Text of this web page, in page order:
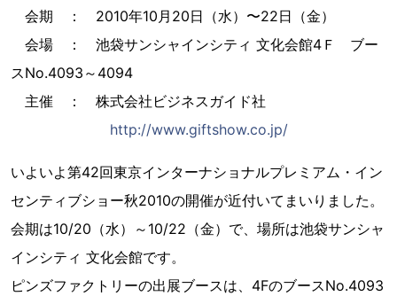
会期 ： 2010年10月20日（水）〜22日（金）
会場 ： 池袋サンシャインシティ 文化会館4Ｆ ブー
スNo.4093～4094
主催 ： 株式会社ビジネスガイド社
http://www.giftshow.co.jp/
いよいよ第42回東京インターナショナルプレミアム・イン
センティブショー秋2010の開催が近付いてまいりました。
会期は10/20（水）～10/22（金）で、場所は池袋サンシャ
インシティ 文化会館です。
ピンズファクトリーの出展ブースは、4FのブースNo.4093